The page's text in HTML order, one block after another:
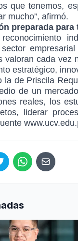
que tenemos,
mucho”, afirmó.
preparada
valoran cada vez
estratégico,
la de Priscila
de un
reales, los
liderar